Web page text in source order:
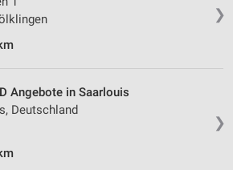
❯
❯
Angebote in Saarlouis
Deutschland